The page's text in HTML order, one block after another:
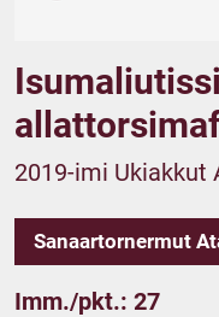
2019-imi Ukiakkut
Sanaartornermut
Imm./pkt.: 27